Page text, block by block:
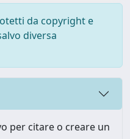
da copyright e
diversa
per citare o creare un